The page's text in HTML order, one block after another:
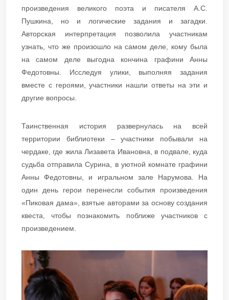
произведения великого поэта и писателя А.С.
Пушкина, но и логические задания и загадки.
Авторская интерпретация позволила участникам
узнать, что же произошло на самом деле, кому была
на самом деле выгодна кончина графини Анны
Федотовны. Исследуя улики, выполняя задания
вместе с героями, участники нашли ответы на эти и
другие вопросы.
Таинственная история развернулась на всей
территории библиотеки – участники побывали на
чердаке, где жила Лизавета Ивановна, в подвале, куда
судьба отправила Сурина, в уютной комнате графини
Анны Федотовны, и игральном зале Нарумова. На
один день герои перенесли события произведения
«Пиковая дама», взятые авторами за основу создания
квеста, чтобы познакомить поближе участников с
произведением.